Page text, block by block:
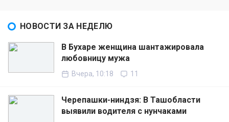
НОВОСТИ ЗА НЕДЕЛЮ
В Бухаре женщина шантажировала
любовницу мужа
Вчера, 10:18 11
Черепашки-ниндзя: В Ташобласти
выявили водителя с нунчаками